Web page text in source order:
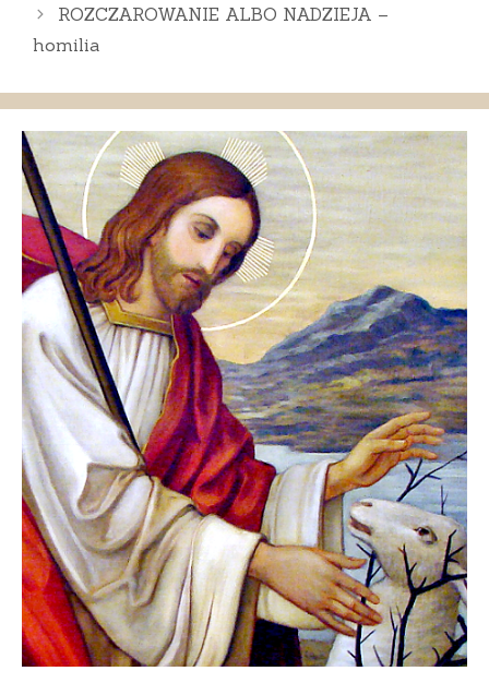
ROZCZAROWANIE ALBO NADZIEJA –
homilia